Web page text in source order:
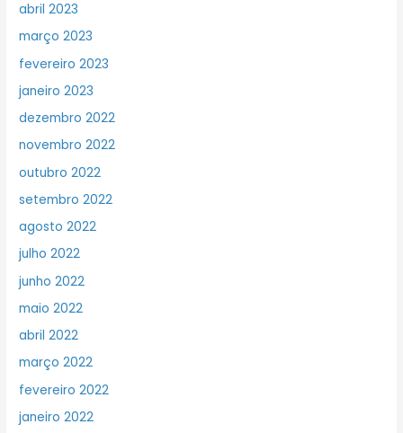
abril 2023
março 2023
fevereiro 2023
janeiro 2023
dezembro 2022
novembro 2022
outubro 2022
setembro 2022
agosto 2022
julho 2022
junho 2022
maio 2022
abril 2022
março 2022
fevereiro 2022
janeiro 2022